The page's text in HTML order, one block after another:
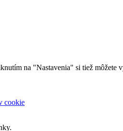
na "Nastavenia" si tiež môžete
cookie